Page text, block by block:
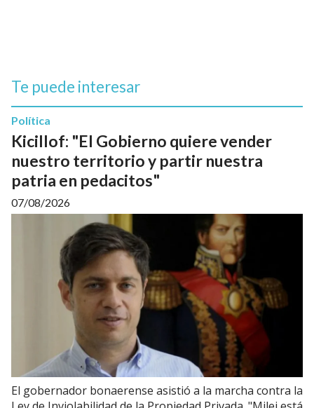
Te puede interesar
Kicillof: "El Gobierno quiere vender
nuestro territorio y partir nuestra
patria en pedacitos"
Política
07/08/2026
El gobernador bonaerense asistió a la marcha contra la